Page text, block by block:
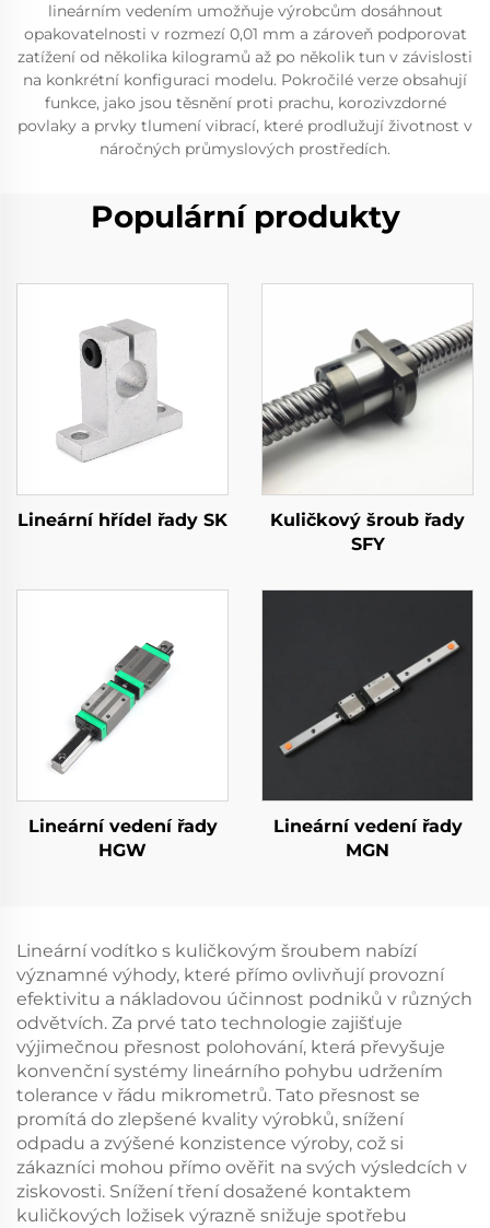
lineárním vedením umožňuje výrobcům dosáhnout
opakovatelnosti v rozmezí 0,01 mm a zároveň podporovat
zatížení od několika kilogramů až po několik tun v závislosti
na konkrétní konfiguraci modelu. Pokročilé verze obsahují
funkce, jako jsou těsnění proti prachu, korozivzdorné
povlaky a prvky tlumení vibrací, které prodlužují životnost v
náročných průmyslových prostředích.
Populární produkty
Lineární hřídel řady SK
Kuličkový šroub řady
SFY
Lineární vedení řady
HGW
Lineární vedení řady
MGN
Lineární vodítko s kuličkovým šroubem nabízí
významné výhody, které přímo ovlivňují provozní
efektivitu a nákladovou účinnost podniků v různých
odvětvích. Za prvé tato technologie zajišťuje
výjimečnou přesnost polohování, která převyšuje
konvenční systémy lineárního pohybu udržením
tolerance v řádu mikrometrů. Tato přesnost se
promítá do zlepšené kvality výrobků, snížení
odpadu a zvýšené konzistence výroby, což si
zákazníci mohou přímo ověřit na svých výsledcích v
ziskovosti. Snížení tření dosažené kontaktem
kuličkových ložisek výrazně snižuje spotřebu